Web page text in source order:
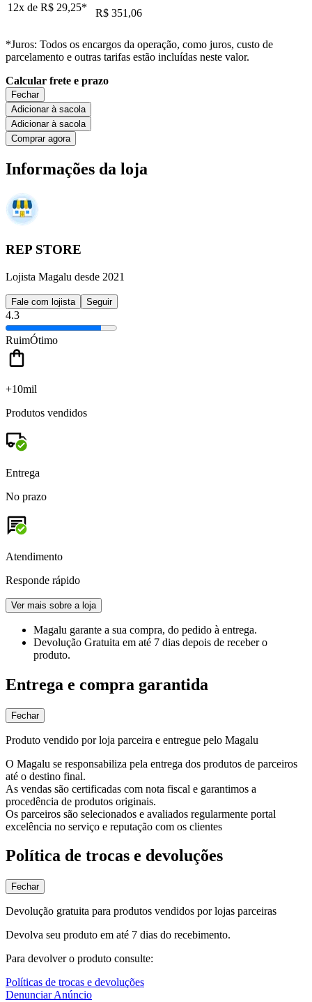
12x de R$ 29,25* R$ 351,06
*Juros: Todos os encargos da operação, como juros, custo de
parcelamento e outras tarifas estão incluídas neste valor.
Calcular frete e prazo
Fechar
Adicionar à sacola
Adicionar à sacola
Comprar agora
Informações da loja
REP STORE
Lojista Magalu desde 2021
Fale com lojista Seguir
4.3
RuimÓtimo
+10mil
Produtos vendidos
Entrega
No prazo
Atendimento
Responde rápido
Ver mais sobre a loja
Magalu garante a sua compra, do pedido à entrega.
Devolução Gratuita em até 7 dias depois de receber o
produto.
Entrega e compra garantida
Fechar
Produto vendido por loja parceira e entregue pelo Magalu
O Magalu se responsabiliza pela entrega dos produtos de parceiros
até o destino final.
As vendas são certificadas com nota fiscal e garantimos a
procedência de produtos originais.
Os parceiros são selecionados e avaliados regularmente portal
excelência no serviço e reputação com os clientes
Política de trocas e devoluções
Fechar
Devolução gratuita para produtos vendidos por lojas parceiras
Devolva seu produto em até 7 dias do recebimento.
Para devolver o produto consulte:
Políticas de trocas e devoluções
Denunciar Anúncio